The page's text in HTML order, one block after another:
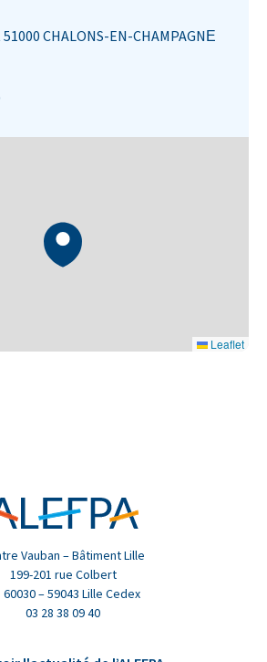
CHALONS-EN-CHAMPAGNE​
Leaflet
Vauban – Bâtiment Lille
199-201 rue Colbert
60030 – 59043 Lille Cedex
03 28 38 09 40